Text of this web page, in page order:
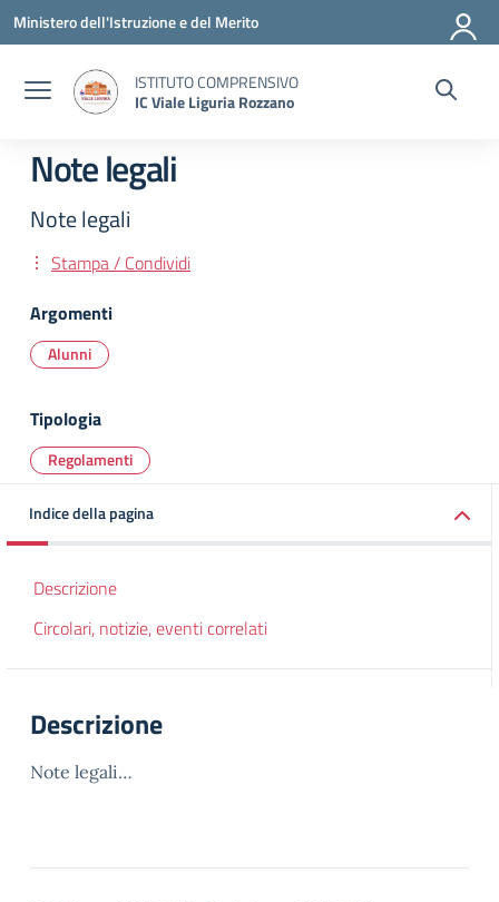
Vai ai contenuti
Vai al menu di navigazione
Vai al footer
Ministero dell'Istruzione e del Merito
ISTITUTO COMPRENSIVO
IC Viale Liguria Rozzano
Note legali
Note legali
Stampa / Condividi
Argomenti
Alunni
Tipologia
Regolamenti
Indice della pagina
Descrizione
Circolari, notizie, eventi correlati
Descrizione
Note legali…